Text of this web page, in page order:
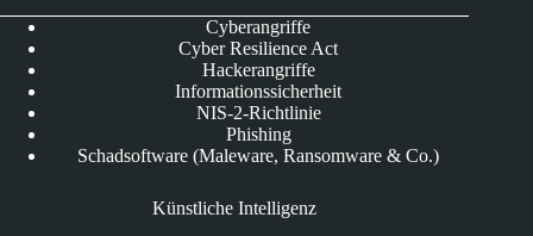
Cyberangriffe
Cyber Resilience Act
Hackerangriffe
Informationssicherheit
NIS-2-Richtlinie
Phishing
Schadsoftware (Maleware, Ransomware & Co.)
Künstliche Intelligenz